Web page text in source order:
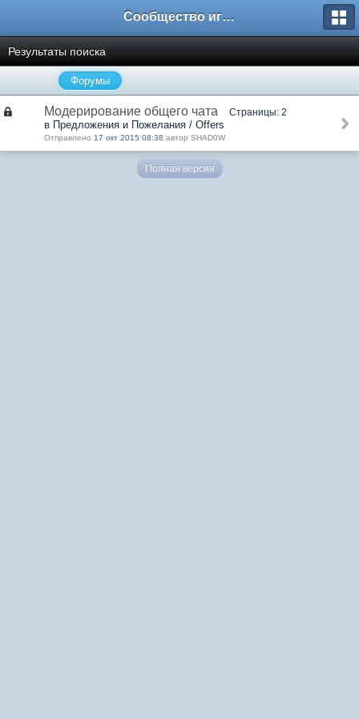
Сообщество игроков L2BesT.Org
Результаты поиска
Форумы
Модерирование общего чата Страницы: 2
в Предложения и Пожелания / Offers
Отправлено 17 окт 2015 08:38 автор SHAD0W
Полная версия